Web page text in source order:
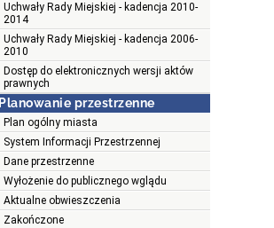
Uchwały Rady Miejskiej - kadencja 2010-
2014
Uchwały Rady Miejskiej - kadencja 2006-
2010
Dostęp do elektronicznych wersji aktów
prawnych
Planowanie przestrzenne
Plan ogólny miasta
System Informacji Przestrzennej
Dane przestrzenne
Wyłożenie do publicznego wglądu
Aktualne obwieszczenia
Zakończone